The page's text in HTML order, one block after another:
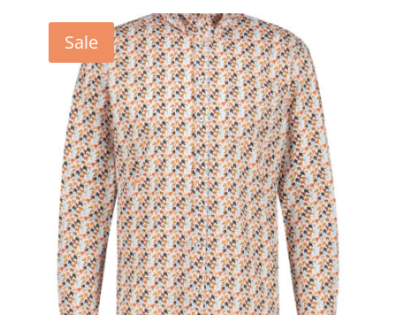
€89,95.€20,00.
Sale